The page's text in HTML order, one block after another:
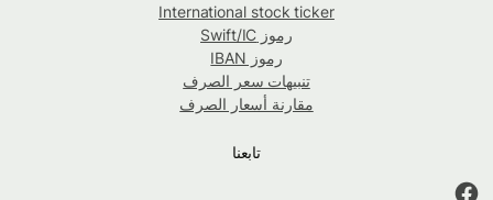
International stock ticker
رموز Swift/IC
رموز IBAN
تنبيهات سعر الصرف
مقارنة أسعار الصرف
تابعنا